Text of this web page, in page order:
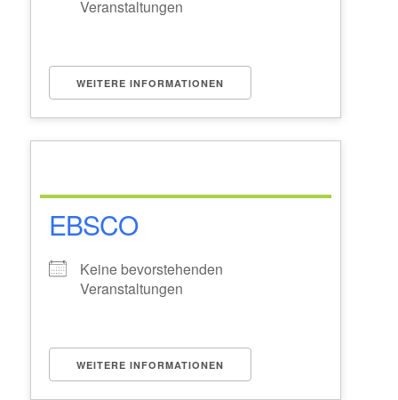
Veranstaltungen
WEITERE INFORMATIONEN
EBSCO
Keine bevorstehenden
Veranstaltungen
WEITERE INFORMATIONEN